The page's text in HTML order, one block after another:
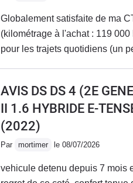
Globalement satisfaite de ma
(kilométrage à l'achat : 119
pour les trajets quotidiens (un
changé la vie (plus de confort,
Pour la consommation, j'ai
les modes éco sur les voitures.
haut mais dans la moyenne
agréable, on n'est pas sur des
AVIS DS DS 4 (2E
II 1.6 HYBRIDE E-
(2022)
Par mortimer le 08/07/2026
vehicule detenu depuis 7 mois